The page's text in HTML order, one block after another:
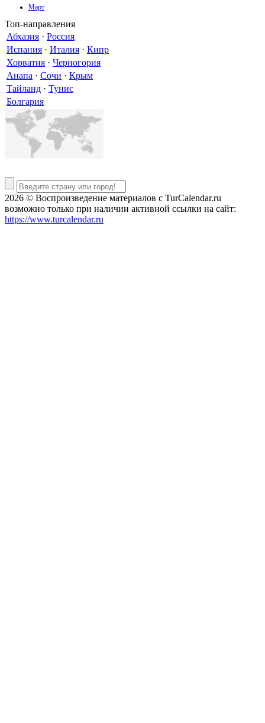
Март
Топ-направления
Абхазия · Россия
Испания · Италия · Кипр
Хорватия · Черногория
Анапа · Сочи · Крым
Тайланд · Тунис
Болгария
2026 © Воспроизведение материалов c TurCalendar.ru
возможно только при наличии активной ссылки на сайт:
https://www.turcalendar.ru